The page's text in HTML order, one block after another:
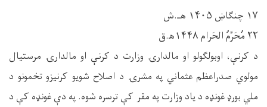
۱۷ چنګاښ ۱۴۰۵ هـ.ش
۲۲ مُحَرَّمُ الحَرام ۱۴۴۸ه‍.ق
د کرنې، اوبولګولو او مالدارۍ وزارت د کرنې او مالدارۍ مرستیال
مولوي صدراعظم عثماني په مشرۍ د اصلاح شویو کرنیزو تخمونو د
ملي بورډ غونډه د یاد وزارت په مقر کې ترسره شوه. په دې غونډه کې د